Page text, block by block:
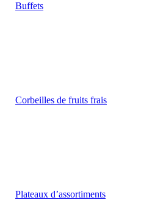
Buffets
Corbeilles de fruits frais
Plateaux d’assortiments